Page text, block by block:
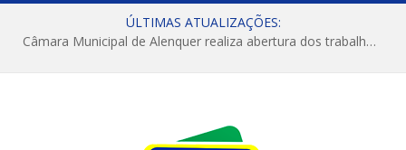
ÚLTIMAS ATUALIZAÇÕES:
Câmara Municipal de Alenquer realiza abertura dos trabalhos do 4º Período Legislativo